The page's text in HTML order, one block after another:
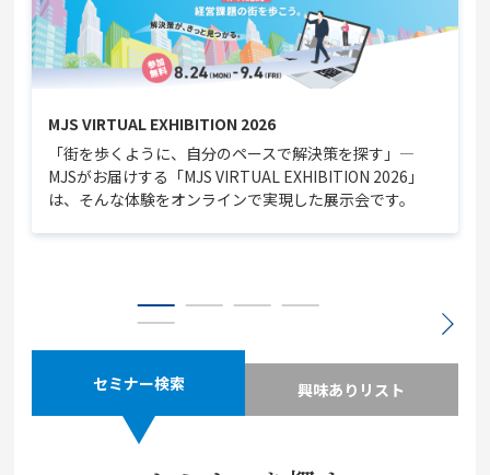
MJS VIRTUAL EXHIBITION 2026
「街を歩くように、自分のペースで解決策を探す」—
MJSがお届けする「MJS VIRTUAL EXHIBITION 2026」
は、そんな体験をオンラインで実現した展示会です。
セミナー検索 興味ありリスト